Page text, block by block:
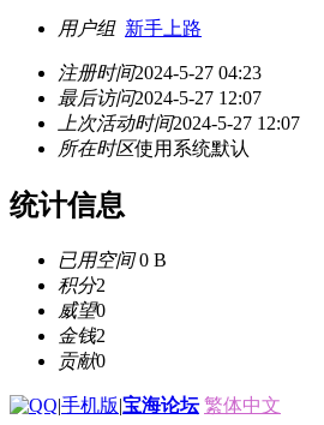
用户组 新手上路
注册时间2024-5-27 04:23
最后访问2024-5-27 12:07
上次活动时间2024-5-27 12:07
所在时区使用系统默认
统计信息
已用空间0 B
积分2
威望0
金钱2
贡献0
|手机版|宝海论坛 繁体中文